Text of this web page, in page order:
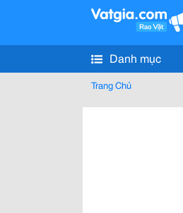
Danh mục
Trang Chủ